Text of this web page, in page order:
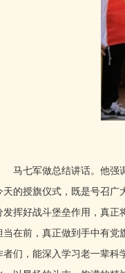
七军做总结讲话。他强调
天的授旗仪式，既是号召广
发挥好战斗堡垒作用，真正
当在前，真正做到手中有党
者们，能深入学习老一辈科